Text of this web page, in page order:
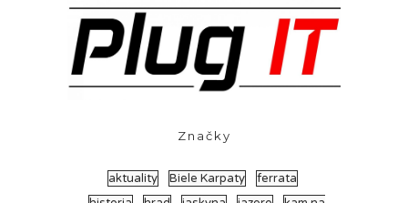
Značky
aktuality Biele Karpaty
ferrata